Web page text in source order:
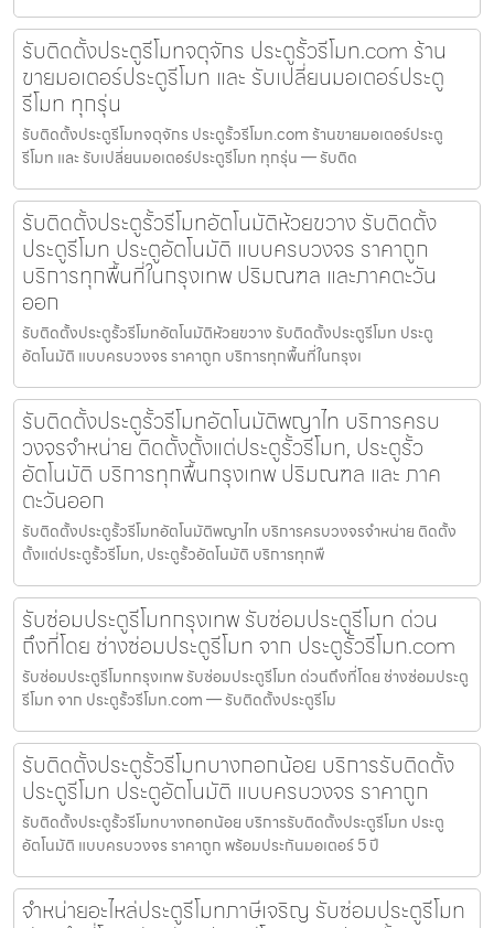
รับติดตั้งประตูรีโมทจตุจักร ประตูรั้วรีโมท.com ร้าน
ขายมอเตอร์ประตูรีโมท และ รับเปลี่ยนมอเตอร์ประตู
รีโมท ทุกรุ่น
รับติดตั้งประตูรีโมทจตุจักร ประตูรั้วรีโมท.com ร้านขายมอเตอร์ประตู
รีโมท และ รับเปลี่ยนมอเตอร์ประตูรีโมท ทุกรุ่น — รับติด
รับติดตั้งประตูรั้วรีโมทอัตโนมัติห้วยขวาง รับติดตั้ง
ประตูรีโมท ประตูอัตโนมัติ แบบครบวงจร ราคาถูก
บริการทุกพื้นที่ในกรุงเทพ ปริมณฑล และภาคตะวัน
ออก
รับติดตั้งประตูรั้วรีโมทอัตโนมัติห้วยขวาง รับติดตั้งประตูรีโมท ประตู
อัตโนมัติ แบบครบวงจร ราคาถูก บริการทุกพื้นที่ในกรุงเ
รับติดตั้งประตูรั้วรีโมทอัตโนมัติพญาไท บริการครบ
วงจรจำหน่าย ติดตั้งตั้งแต่ประตูรั้วรีโมท, ประตูรั้ว
อัตโนมัติ บริการทุกพื้นกรุงเทพ ปริมณฑล และ ภาค
ตะวันออก
รับติดตั้งประตูรั้วรีโมทอัตโนมัติพญาไท บริการครบวงจรจำหน่าย ติดตั้ง
ตั้งแต่ประตูรั้วรีโมท, ประตูรั้วอัตโนมัติ บริการทุกพื
รับซ่อมประตูรีโมทกรุงเทพ รับซ่อมประตูรีโมท ด่วน
ถึงที่โดย ช่างซ่อมประตูรีโมท จาก ประตูรั้วรีโมท.com
รับซ่อมประตูรีโมทกรุงเทพ รับซ่อมประตูรีโมท ด่วนถึงที่โดย ช่างซ่อมประตู
รีโมท จาก ประตูรั้วรีโมท.com — รับติดตั้งประตูรีโม
รับติดตั้งประตูรั้วรีโมทบางกอกน้อย บริการรับติดตั้ง
ประตูรีโมท ประตูอัตโนมัติ แบบครบวงจร ราคาถูก
รับติดตั้งประตูรั้วรีโมทบางกอกน้อย บริการรับติดตั้งประตูรีโมท ประตู
อัตโนมัติ แบบครบวงจร ราคาถูก พร้อมประกันมอเตอร์ 5 ปี
จำหน่ายอะไหล่ประตูรีโมทภาษีเจริญ รับซ่อมประตูรีโมท